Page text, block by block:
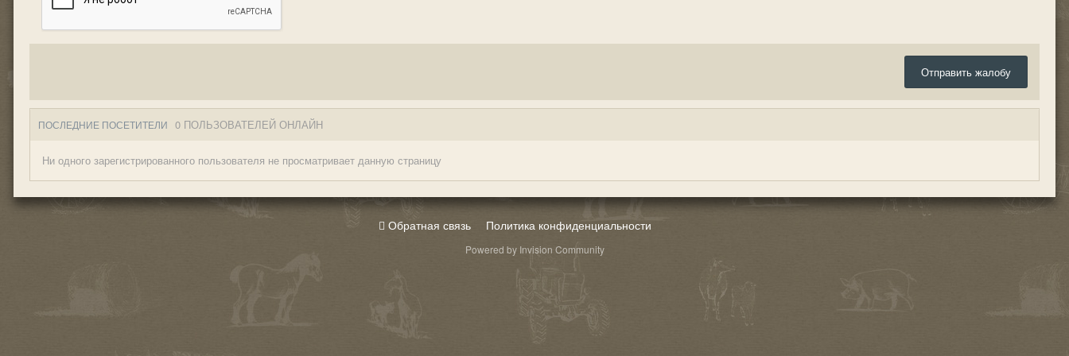
Отправить жалобу
ПОСЛЕДНИЕ ПОСЕТИТЕЛИ 0 ПОЛЬЗОВАТЕЛЕЙ ОНЛАЙН
Ни одного зарегистрированного пользователя не просматривает данную страницу
Обратная связь Политика конфиденциальности
Powered by Invision Community